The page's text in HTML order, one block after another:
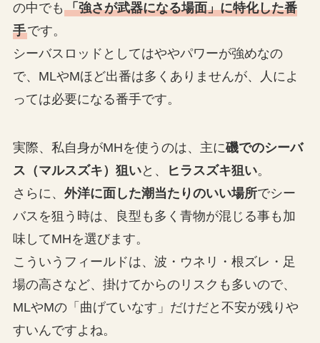
の中でも 「強さが武器になる場面」に特化した番
手です。
シーバスロッドとしてはややパワーが強めなの
で、MLやMほど出番は多くありませんが、人によ
っては必要になる番手です。
実際、私自身がMHを使うのは、主に磯でのシーバ
ス（マルスズキ）狙いと、 ヒラスズキ狙い。
さらに、 外洋に面した潮当たりのいい場所でシー
バスを狙う時は、良型も多く青物が混じる事も加
味してMHを選びます。
こういうフィールドは、波・ウネリ・根ズレ・足
場の高さなど、掛けてからのリスクも多いので、
MLやMの「曲げていなす」だけだと不安が残りや
すいんですよね。